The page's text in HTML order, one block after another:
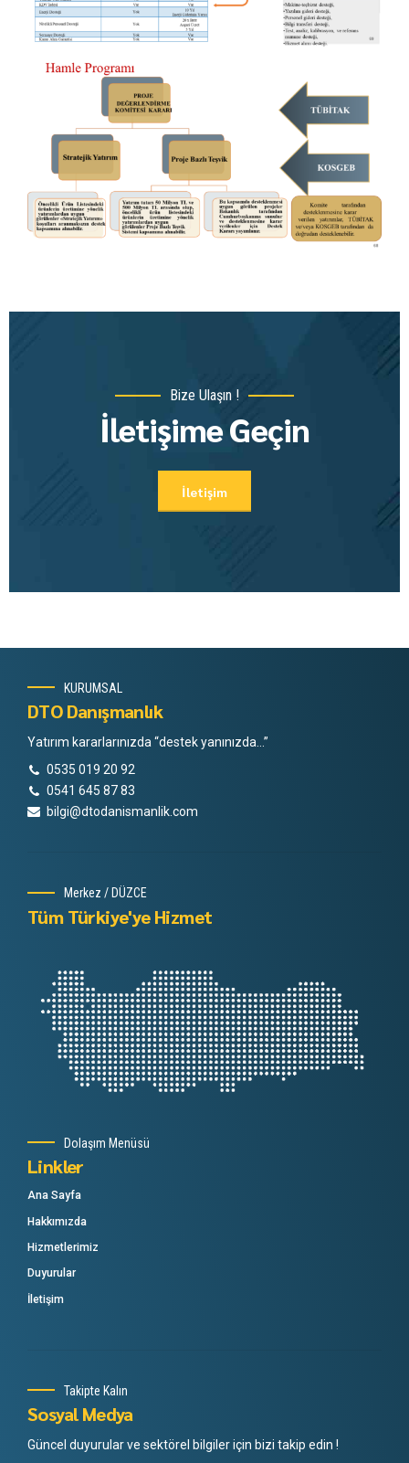
Bize Ulaşın !
İletişime Geçin
İletişim
KURUMSAL
DTO Danışmanlık
Yatırım kararlarınızda “destek yanınızda…”
0535 019 20 92
0541 645 87 83
bilgi@dtodanismanlik.com
Merkez / DÜZCE
Tüm Türkiye'ye Hizmet
Dolaşım Menüsü
Linkler
Ana Sayfa
Hakkımızda
Hizmetlerimiz
Duyurular
İletişim
Takipte Kalın
Sosyal Medya
Güncel duyurular ve sektörel bilgiler için bizi takip edin !